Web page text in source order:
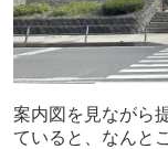
案内図を見ながら
ていると、なんと